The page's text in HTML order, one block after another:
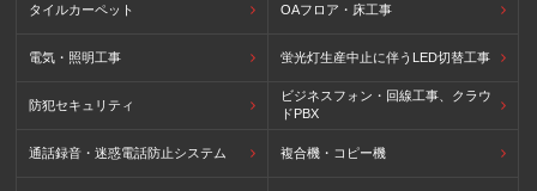
タイルカーペット OAフロア・床工事
電気・照明工事 蛍光灯生産中止に伴うLED切替工事
防犯セキュリティ
ビジネスフォン・回線工事、クラウ
ドPBX
通話録音・迷惑電話防止システム 複合機・コピー機